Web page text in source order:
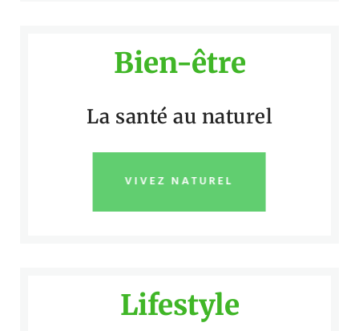
Bien-être
La santé au naturel
VIVEZ NATUREL
Lifestyle